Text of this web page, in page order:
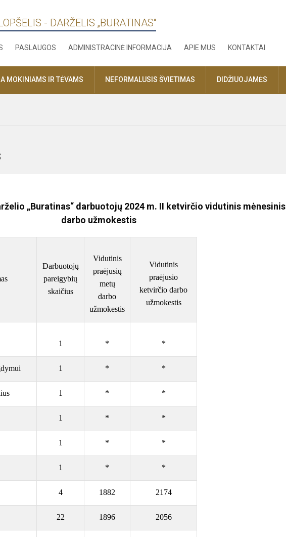
- DARŽELIS „BURATINAS“
PASLAUGOS ADMINISTRACINĖ INFORMACIJA APIE MUS KONTAKTAI
MOKINIAMS IR TĖVAMS NEFORMALUSIS ŠVIETIMAS DIDŽIUOJAMĖS
„Buratinas“ darbuotojų 2024 m. II ketvirčio vidutinis mėnesinis
darbo užmokestis
Darbuotojų
pareigybių
skaičius
Vidutinis
praėjusių
metų
darbo
užmokestis
Vidutinis
praėjusio
ketvirčio darbo
užmokestis
1 * *
1 * *
1 * *
1 * *
1 * *
1 * *
4 1882 2174
22 1896 2056